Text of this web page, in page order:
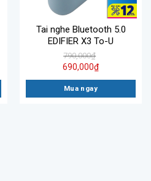
Tai nghe Bluetooth 5.0
EDIFIER X3 To-U
790,000₫
690,000₫
Mua ngay